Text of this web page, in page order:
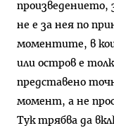
произведението,
не е за нея по
моментите, в
или остров е
представено
момент, а не
Тук трябва да